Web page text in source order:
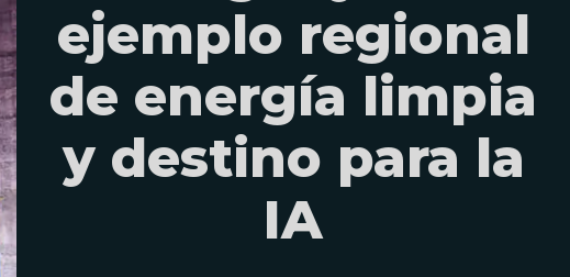
ejemplo regional
de energía limpia
y destino para la
IA